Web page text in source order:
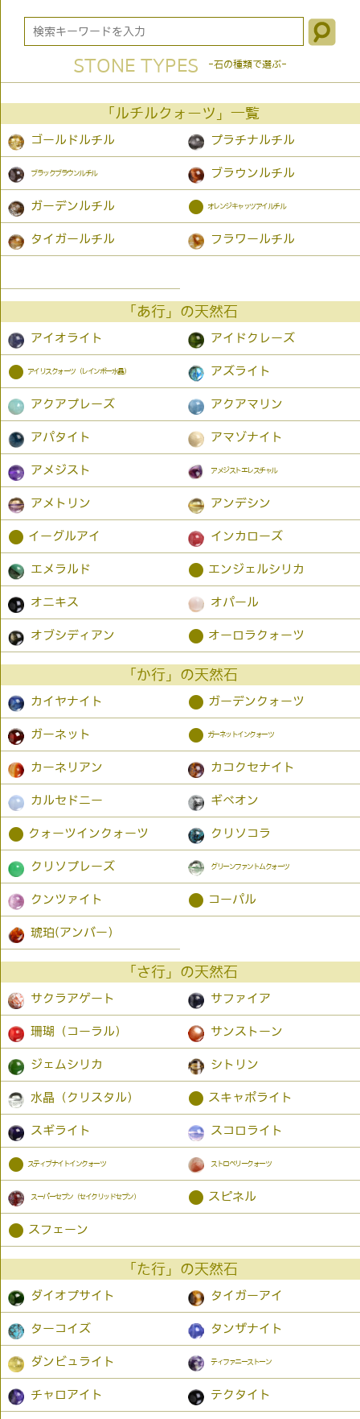
STONE TYPES -石の種類で選ぶ-
「ルチルクォーツ」一覧
ゴールドルチル プラチナルチル
ブラックブラウンルチル ブラウンルチル
ガーデンルチル ● オレンジキャッツアイルチル
タイガールチル フラワールチル
「あ行」の天然石
アイオライト アイドクレーズ
● アイリスクォーツ（レインボー水晶） アズライト
アクアプレーズ アクアマリン
アパタイト アマゾナイト
アメジスト アメジストエレスチャル
アメトリン アンデシン
● イーグルアイ インカローズ
エメラルド ● エンジェルシリカ
オニキス オパール
オブシディアン ● オーロラクォーツ
「か行」の天然石
カイヤナイト ● ガーデンクォーツ
ガーネット ● ガーネットインクォーツ
カーネリアン カコクセナイト
カルセドニー ギベオン
● クォーツインクォーツ クリソコラ
クリソプレーズ グリーンファントムクォーツ
クンツァイト ● コーパル
琥珀(アンバー）
「さ行」の天然石
サクラアゲート サファイア
珊瑚（コーラル） サンストーン
ジェムシリカ シトリン
水晶（クリスタル） ● スキャポライト
スギライト スコロライト
● スティブナイトインクォーツ ストロベリークォーツ
スーパーセブン（セイクリッドセブン） ● スピネル
● スフェーン
「た行」の天然石
ダイオプサイト タイガーアイ
ターコイズ タンザナイト
ダンビュライト ティファニーストーン
チャロアイト テクタイト